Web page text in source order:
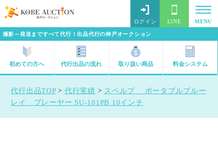
撮影～発送まですべて代行！出品代行の神戸オークション
ログイン LINE MENU
初めての方へ 代行出品の流れ 取り扱い商品 料金システム
代行出品TOP> 代行実績 > スペルブ ポータブルブルー
レイ プレーヤー SU-101PB 10インチ